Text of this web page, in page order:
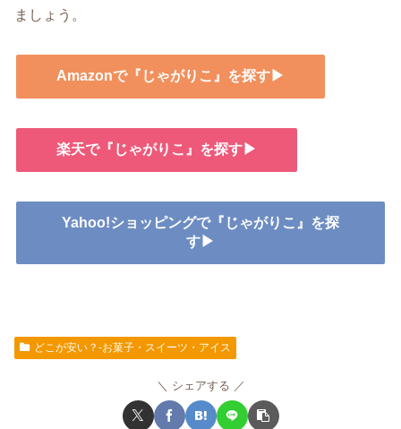
ましょう。
Amazonで『じゃがりこ』を探す▶
楽天で『じゃがりこ』を探す▶
Yahoo!ショッピングで『じゃがりこ』を探
す▶
どこが安い？-お菓子・スイーツ・アイス
シェアする